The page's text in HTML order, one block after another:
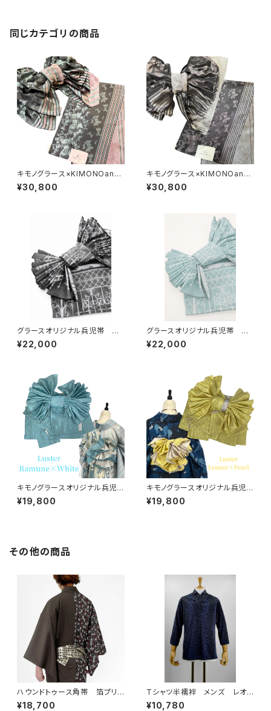
同じカテゴリの商品
キモノグラース×KIMONOann
e.×宇野亞喜良 コラボ兵児帯 K
IMONOanne.vol7掲載 Ribb
¥30,800
キモノグラース×KIMONOann
e.×宇野亞喜良 コラボ兵児帯 K
IMONOanne.vol7掲載 Ribb
¥30,800
グラースオリジナル兵児帯 ア
イアンフェンス ブラック×ホワ
イト ポリエステル100％
¥22,000
グラースオリジナル兵児帯 ア
イアンフェンス ターコイズ×プ
ラチナ ポリエステル100％
¥22,000
キモノグラースオリジナル兵児
帯 Luster（ラスター）ラムネ×
ホワイト ポリエステル100％
¥19,800
キモノグラースオリジナル兵児
帯 Luster（ラスター）レモン×
パール ポリエステル100％
¥19,800
その他の商品
ハウンドトゥース角帯 箔プリン
ト デニム ブラック
¥18,700
Tシャツ半襦袢 メンズ レオパ
ード ブルー
¥10,780